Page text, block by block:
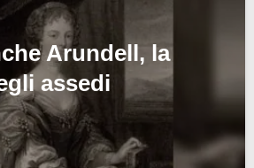
Arundell, la
assedi